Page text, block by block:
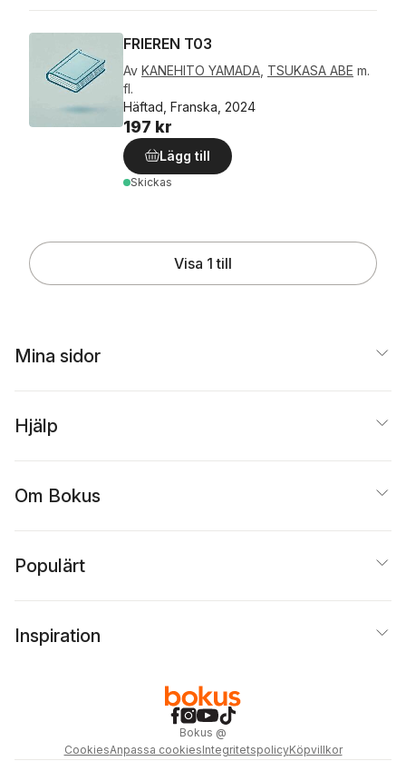
FRIEREN T03
Av KANEHITO YAMADA TSUKASA ABE m.
fl.
Häftad, Franska, 2024
197 kr
Lägg till
Skickas
Visa 1 till
Mina sidor
Hjälp
Om Bokus
Populärt
Inspiration
Bokus @
CookiesAnpassa cookiesIntegritetspolicyKöpvillkor